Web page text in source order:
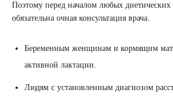
Поэтому перед началом любых диетических
обязательна очная консультация врача.
Беременным женщинам и кормящим
активной лактации.
Людям с установленным диагнозом